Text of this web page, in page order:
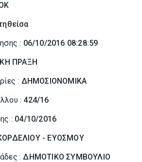
: 06/10/2016 08:28:59
ΠΡΑΞΗ
: ΔΗΜΟΣΙΟΝΟΜΙΚΑ
: 424/16
: 04/10/2016
- ΕΥΟΣΜΟΥ
:ΔΗΜΟΤΙΚΟ ΣΥΜΒΟΥΛΙΟ